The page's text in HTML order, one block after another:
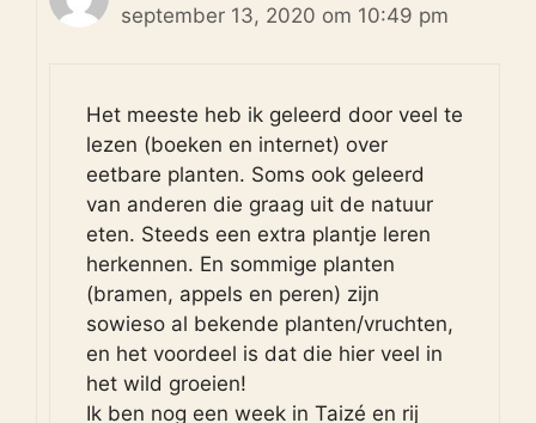
september 13, 2020 om 10:49 pm
Het meeste heb ik geleerd door veel te
lezen (boeken en internet) over
eetbare planten. Soms ook geleerd
van anderen die graag uit de natuur
eten. Steeds een extra plantje leren
herkennen. En sommige planten
(bramen, appels en peren) zijn
sowieso al bekende planten/vruchten,
en het voordeel is dat die hier veel in
het wild groeien!
Ik ben nog een week in Taizé en rij